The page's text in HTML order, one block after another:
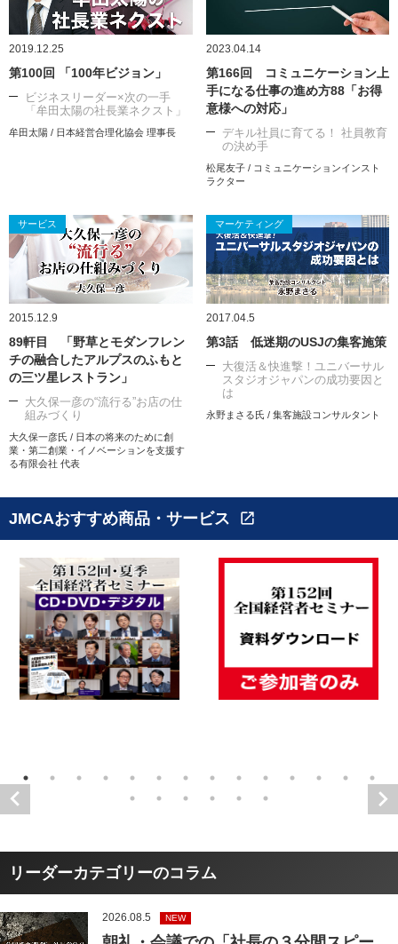
2019.12.25
第100回 「100年ビジョン」
ビジネスリーダー×次の一手
「牟田太陽の社長業ネクスト」
牟田太陽 / 日本経営合理化協会 理事長
2023.04.14
第166回 コミュニケーション上
手になる仕事の進め方88「お得
意様への対応」
デキル社員に育てる！ 社員教育
の決め手
松尾友子 / コミュニケーションインスト
ラクター
サービス
2015.12.9
89軒目 「野草とモダンフレン
チの融合したアルプスのふもと
の三ツ星レストラン」
大久保一彦の“流行る”お店の仕
組みづくり
大久保一彦氏 / 日本の将来のために創
業・第二創業・イノベーションを支援す
る有限会社 代表
マーケティング
2017.04.5
第3話 低迷期のUSJの集客施策
大復活＆快進撃！ユニバーサル
スタジオジャパンの成功要因と
は
永野まさる氏 / 集客施設コンサルタント
JMCAおすすめ商品・サービス open_in_new
リーダーカテゴリーのコラム
2026.08.5 NEW